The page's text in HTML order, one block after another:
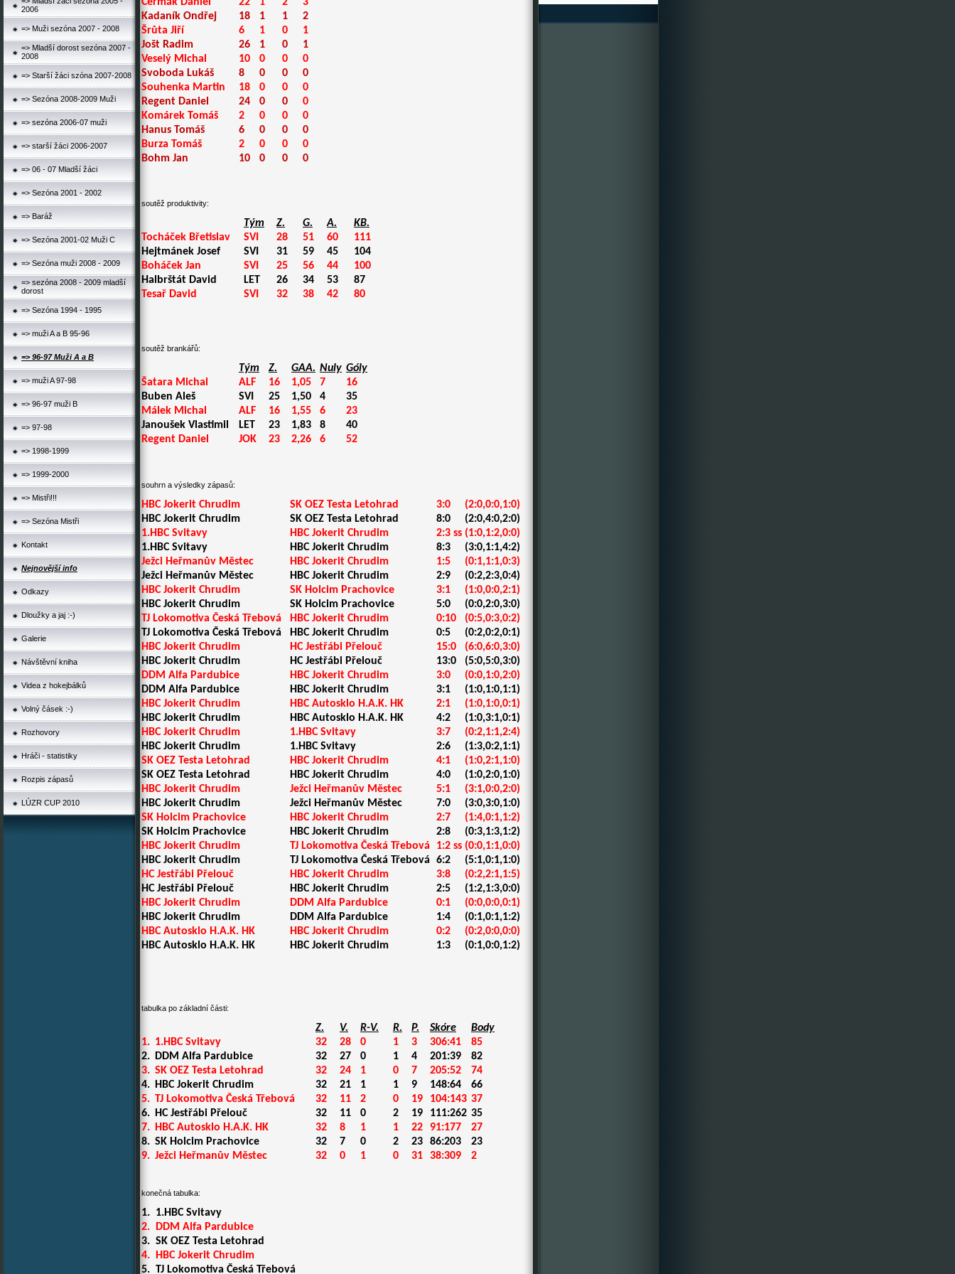
2006
=> Muži sezóna 2007 - 2008
=> Mladší dorost sezóna 2007 -
2008
=> Starší žáci szóna 2007-2008
=> Sezóna 2008-2009 Muži
=> sezóna 2006-07 muži
=> starší žáci 2006-2007
=> 06 - 07 Mladší žáci
=> Sezóna 2001 - 2002
=> Baráž
=> Sezóna 2001-02 Muži C
=> Sezóna muži 2008 - 2009
=> sezóna 2008 - 2009 mladší
dorost
=> Sezóna 1994 - 1995
=> muži A a B 95-96
=> 96-97 Muži A a B
=> muži A 97-98
=> 96-97 muži B
=> 97-98
=> 1998-1999
=> 1999-2000
=> Mistři!!!
=> Sezóna Mistři
Kontakt
Nejnovější info
Odkazy
Dloužky a jaj :-)
Galerie
Návštěvní kniha
Videa z hokejbálků
Volný čásek :-)
Rozhovory
Hráči - statistiky
Rozpis zápasů
LÚZR CUP 2010
Kadaník Ondřej
18 1 1
2
Šrůta Jiří
6 1 0
1
Jošt Radim
26 1 0
1
Veselý Michal
10 0 0
0
Svoboda Lukáš
8 0 0
0
Souhenka Martin
18 0 0
0
Regent Daniel
24 0 0
0
Komárek Tomáš
2 0 0
0
Hanus Tomáš
6 0 0
0
Burza Tomáš
2 0 0
0
Bohm Jan
10 0 0 0
soutěž produktivity:
Tým Z. G. A.
KB.
Tocháček Břetislav
SVI 28 51 60
111
Hejtmánek Josef
SVI 31 59 45
104
Boháček Jan
SVI 25 56 44
100
Halbrštát David
LET 26 34 53
87
Tesař David
SVI 32 38 42 80
soutěž brankářů:
Tým Z. GAA. Nuly Góly
Šatara Michal
ALF 16 1,05 7
16
Buben Aleš
SVI 25 1,50 4
35
Málek Michal
ALF 16 1,55 6
23
Janoušek Vlastimil
LET 23 1,83 8
40
Regent Daniel
JOK 23 2,26 6 52
souhrn a výsledky zápasů:
HBC Jokerit Chrudim SK OEZ Testa Letohrad 3:0
(2:0,0:0,1:0)
HBC Jokerit Chrudim
SK OEZ Testa Letohrad 8:0
(2:0,4:0,2:0)
1.HBC Svitavy
HBC Jokerit Chrudim 2:3 ss (1:0,1:2,0:0)
1.HBC Svitavy
HBC Jokerit Chrudim 8:3
(3:0,1:1,4:2)
Ježci Heřmanův Městec
HBC Jokerit Chrudim 1:5
(0:1,1:1,0:3)
Ježci Heřmanův Městec
HBC Jokerit Chrudim 2:9
(0:2,2:3,0:4)
HBC Jokerit Chrudim
SK Holcim Prachovice 3:1
(1:0,0:0,2:1)
HBC Jokerit Chrudim
SK Holcim Prachovice 5:0
(0:0,2:0,3:0)
TJ Lokomotiva Česká Třebová
HBC Jokerit Chrudim 0:10
(0:5,0:3,0:2)
TJ Lokomotiva Česká Třebová
HBC Jokerit Chrudim 0:5
(0:2,0:2,0:1)
HBC Jokerit Chrudim
HC Jestřábi Přelouč 15:0
(6:0,6:0,3:0)
HBC Jokerit Chrudim
HC Jestřábi Přelouč 13:0
(5:0,5:0,3:0)
DDM Alfa Pardubice
HBC Jokerit Chrudim 3:0
(0:0,1:0,2:0)
DDM Alfa Pardubice
HBC Jokerit Chrudim 3:1
(1:0,1:0,1:1)
HBC Jokerit Chrudim
HBC Autosklo H.A.K. HK 2:1
(1:0,1:0,0:1)
HBC Jokerit Chrudim
HBC Autosklo H.A.K. HK 4:2
(1:0,3:1,0:1)
HBC Jokerit Chrudim
1.HBC Svitavy 3:7
(0:2,1:1,2:4)
HBC Jokerit Chrudim
1.HBC Svitavy 2:6
(1:3,0:2,1:1)
SK OEZ Testa Letohrad
HBC Jokerit Chrudim 4:1
(1:0,2:1,1:0)
SK OEZ Testa Letohrad
HBC Jokerit Chrudim 4:0
(1:0,2:0,1:0)
HBC Jokerit Chrudim
Ježci Heřmanův Městec 5:1
(3:1,0:0,2:0)
HBC Jokerit Chrudim
Ježci Heřmanův Městec 7:0
(3:0,3:0,1:0)
SK Holcim Prachovice
HBC Jokerit Chrudim 2:7
(1:4,0:1,1:2)
SK Holcim Prachovice
HBC Jokerit Chrudim 2:8
(0:3,1:3,1:2)
HBC Jokerit Chrudim
TJ Lokomotiva Česká Třebová 1:2 ss (0:0,1:1,0:0)
HBC Jokerit Chrudim
TJ Lokomotiva Česká Třebová 6:2
(5:1,0:1,1:0)
HC Jestřábi Přelouč
HBC Jokerit Chrudim 3:8
(0:2,2:1,1:5)
HC Jestřábi Přelouč
HBC Jokerit Chrudim 2:5
(1:2,1:3,0:0)
HBC Jokerit Chrudim
DDM Alfa Pardubice 0:1
(0:0,0:0,0:1)
HBC Jokerit Chrudim
DDM Alfa Pardubice 1:4
(0:1,0:1,1:2)
HBC Autosklo H.A.K. HK
HBC Jokerit Chrudim 0:2
(0:2,0:0,0:0)
HBC Autosklo H.A.K. HK
HBC Jokerit Chrudim 1:3 (0:1,0:0,1:2)
tabulka po základní části:
Z. V. R-V. R. P. Skóre
Body
1. 1.HBC Svitavy 32 28 0 1 3 306:41
85
2.
DDM Alfa Pardubice 32 27 0 1 4 201:39
82
3. SK OEZ Testa Letohrad 32 24 1 0 7 205:52
74
4.
HBC Jokerit Chrudim 32 21 1 1 9 148:64
66
5. TJ Lokomotiva Česká Třebová 32 11 2 0 19 104:143 37
6.
HC Jestřábi Přelouč 32 11 0 2 19 111:262 35
7.
HBC Autosklo H.A.K. HK 32 8 1 1 22 91:177
27
8. SK Holcim Prachovice 32 7 0 2 23 86:203
23
9. Ježci Heřmanův Městec 32 0 1 0 31 38:309 2
konečná tabulka:
1. 1.HBC Svitavy
2.
DDM Alfa Pardubice
3. SK OEZ Testa Letohrad
4.
HBC Jokerit Chrudim
5. TJ Lokomotiva Česká Třebová